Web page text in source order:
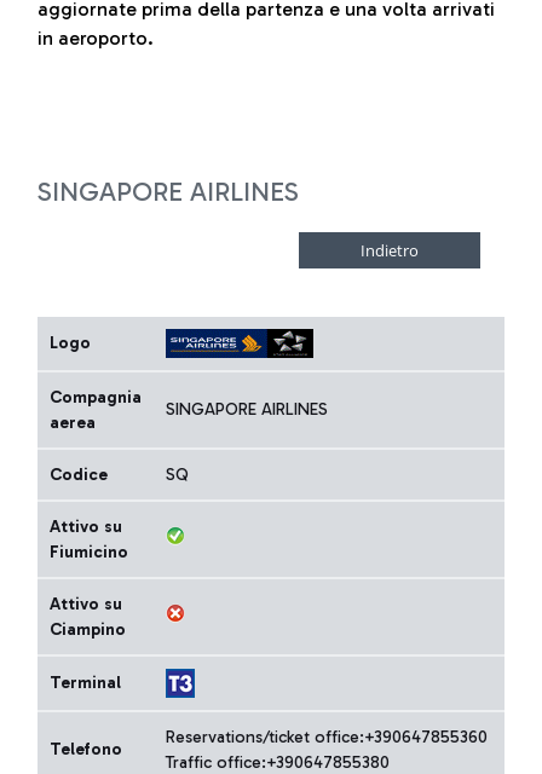
aggiornate prima della partenza e una volta arrivati
in aeroporto.
SINGAPORE AIRLINES
Logo
Compagnia
aerea
SINGAPORE AIRLINES
Codice SQ
Attivo su
Fiumicino
Attivo su
Ciampino
Terminal
Telefono
Reservations/ticket office:+390647855360
Traffic office:+390647855380